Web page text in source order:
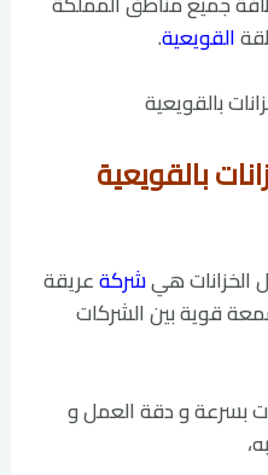
القويعية.
بالقويعية
الخزانات هيشركةعريقة
قوية بين الشركات
بسرعة و دقة العمل و